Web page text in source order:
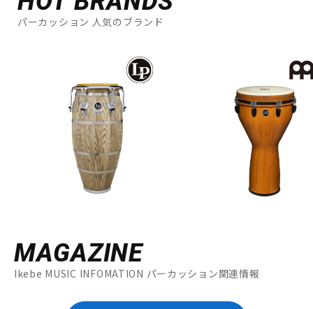
パーカッション 人気のブランド
MAGAZINE
Ikebe MUSIC INFOMATION パーカッション関連情報